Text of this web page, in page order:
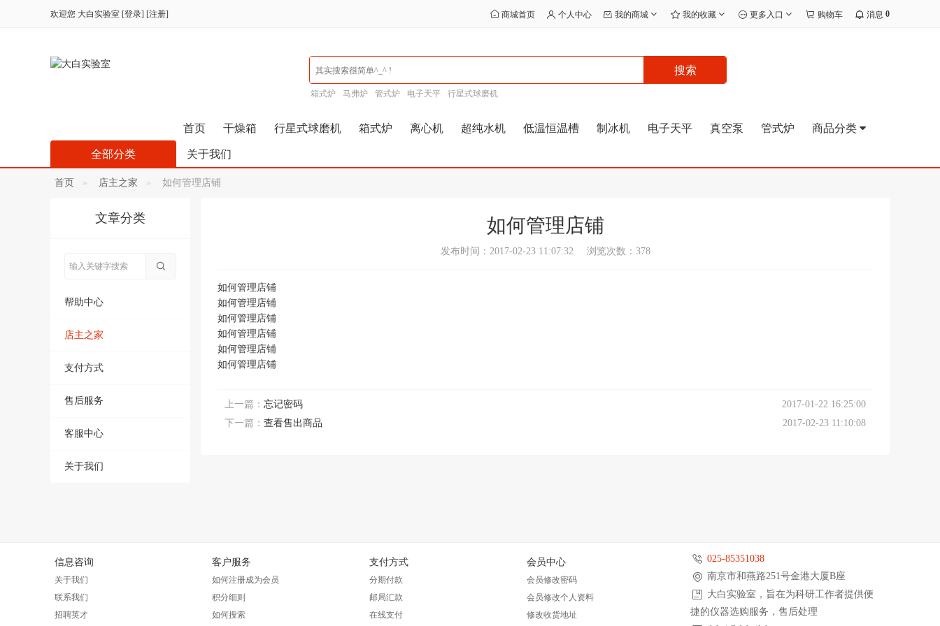
欢迎您 大白实验室 [登录] [注册] 商城首页 个人中心 我的商城 我的收藏 更多入口 购物车 消息 0
搜索
箱式炉 马弗炉 管式炉 电子天平 行星式球磨机
首页 干燥箱 行星式球磨机 箱式炉 离心机 超纯水机 低温恒温槽 制冰机 电子天平 真空泵 管式炉 商品分类
关于我们
全部分类
首页 店主之家 如何管理店铺
如何管理店铺
发布时间：2017-02-23 11:07:32 浏览次数：378
如何管理店铺
如何管理店铺
如何管理店铺
如何管理店铺
如何管理店铺
如何管理店铺
上一篇： 忘记密码
2017-01-22 16:25:00
下一篇： 查看售出商品 2017-02-23 11:10:08
文章分类
帮助中心
店主之家
支付方式
售后服务
客服中心
关于我们
信息咨询
关于我们
联系我们
招聘英才
客户服务
如何注册成为会员
积分细则
如何搜索
支付方式
分期付款
邮局汇款
在线支付
会员中心
会员修改密码
会员修改个人资料
修改收货地址
025-85351038
南京市和燕路251号金港大厦B座
大白实验室，旨在为科研工作者提供便
捷的仪器选购服务，售后处理